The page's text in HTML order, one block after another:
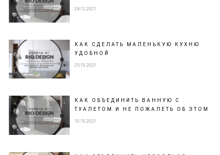
24.12.2021
КАК СДЕЛАТЬ МАЛЕНЬКУЮ КУХНЮ
УДОБНОЙ
25.10.2021
КАК ОБЪЕДИНИТЬ ВАННУЮ С
ТУАЛЕТОМ И НЕ ПОЖАЛЕТЬ ОБ ЭТОМ
10.10.2021